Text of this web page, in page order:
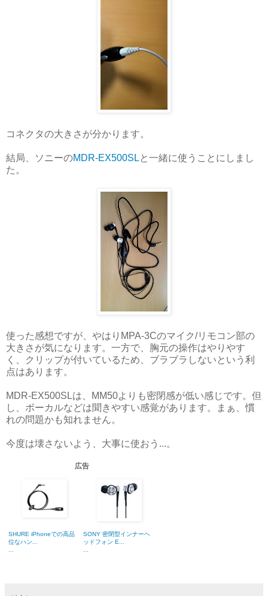
コネクタの大きさが分かります。
結局、ソニーのMDR-EX500SL と一緒に使うことにしまし
た。
使った感想ですが、やはりMPA-3Cのマイク/リモコン部の
大きさが気になります。一方で、胸元の操作はやりやす
く、クリップが付いているため、ブラブラしないという利
点はあります。
MDR-EX500SLは、MM50よりも密閉感が低い感じです。但
し、ボーカルなどは聞きやすい感覚があります。まぁ、慣
れの問題かも知れません。
今度は壊さないよう、大事に使おう...。
広告
SHURE iPhoneでの高品
位なハン...
SONY 密閉型インナーヘ
ッドフォン E...